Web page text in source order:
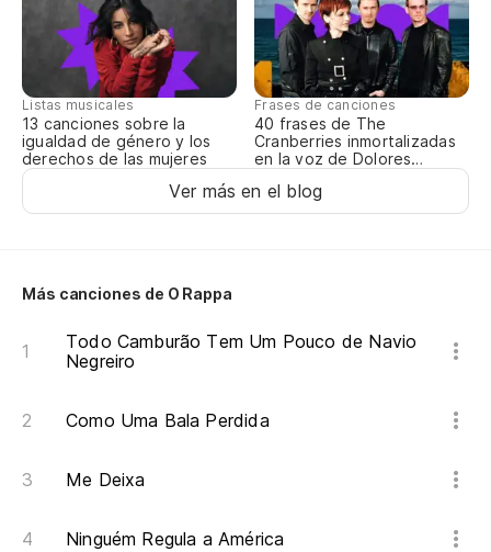
Listas musicales
13 canciones sobre la
igualdad de género y los
derechos de las mujeres
Frases de canciones
40 frases de The
Cranberries inmortalizadas
en la voz de Dolores
Ver más en el blog
Más canciones de O Rappa
Todo Camburão Tem Um Pouco de Navio
Negreiro
Como Uma Bala Perdida
Me Deixa
Ninguém Regula a América